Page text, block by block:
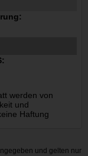
werden von
und
Haftung
und gelten nur